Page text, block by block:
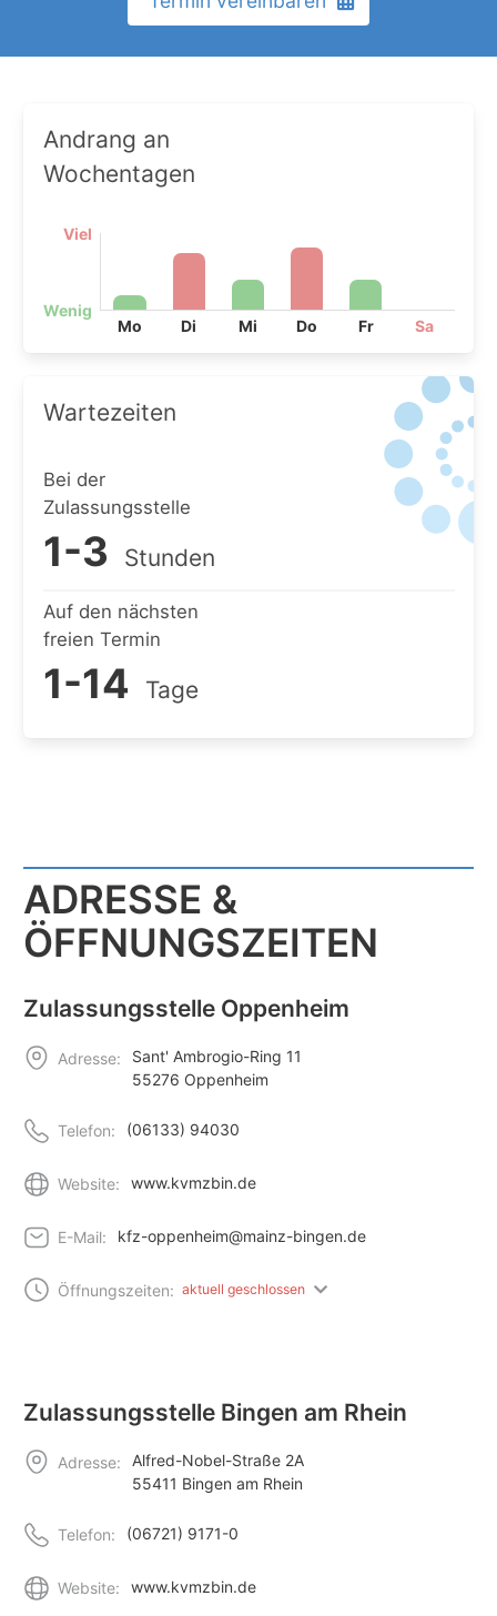
Andrang an
Wochentagen
Viel
Wenig
Mo
Di Mi Do Fr Sa
Wartezeiten
Bei der
Zulassungsstelle
1-3 Stunden
Auf den nächsten
freien Termin
1-14 Tage
ADRESSE &
ÖFFNUNGSZEITEN
Zulassungsstelle Oppenheim
Adresse:
Sant' Ambrogio-Ring 11
55276 Oppenheim
Telefon: (06133) 94030
Website: www.kvmzbin.de
E-Mail: kfz-oppenheim@mainz-bingen.de
Öffnungszeiten: aktuell geschlossen
Zulassungsstelle Bingen am Rhein
Adresse:
Alfred-Nobel-Straße 2A
55411 Bingen am Rhein
Telefon: (06721) 9171-0
Website: www.kvmzbin.de